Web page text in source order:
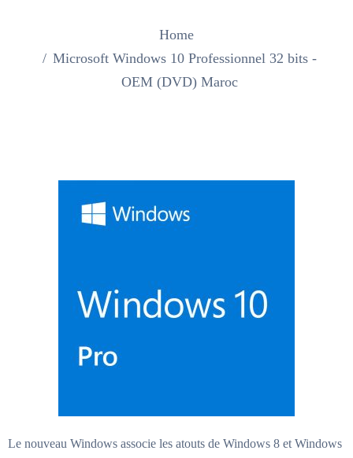
Home
Microsoft Windows 10 Professionnel 32 bits -
OEM (DVD) Maroc
Le nouveau Windows associe les atouts de Windows 8 et Windows